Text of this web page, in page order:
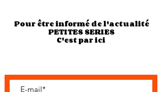
Pour être informé de l'actualité
PETITES SERIES
C'est par ici